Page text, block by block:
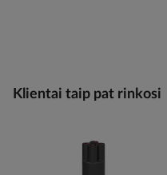
Klientai taip pat rinkosi